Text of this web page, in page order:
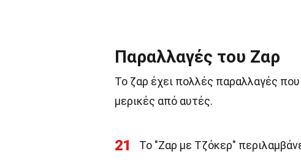
Παραλλαγές του Ζαρ
Το ζαρ έχει πολλές παραλλαγές
μερικές από αυτές.
21 Το "Ζαρ με Τζόκερ"